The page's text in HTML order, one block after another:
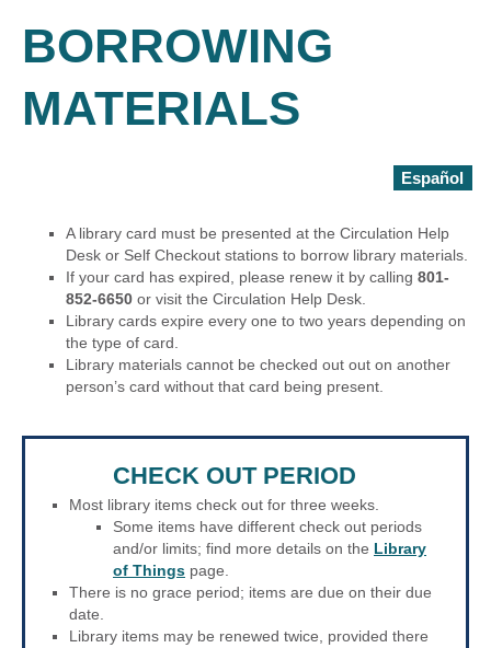
BORROWING
MATERIALS
Español
A library card must be presented at the Circulation Help
Desk or Self Checkout stations to borrow library materials.
If your card has expired, please renew it by calling 801-
852-6650 or visit the Circulation Help Desk.
Library cards expire every one to two years depending on
the type of card.
Library materials cannot be checked out out on another
person’s card without that card being present.
CHECK OUT PERIOD
Most library items check out for three weeks.
Some items have different check out periods
and/or limits; find more details on the Library
of Things page.
There is no grace period; items are due on their due
date.
Library items may be renewed twice, provided there